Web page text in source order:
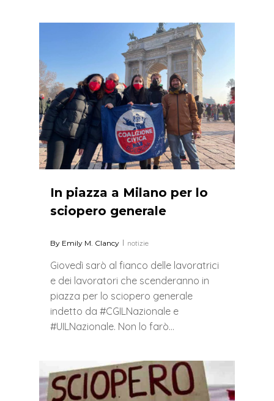
In piazza a Milano per lo
sciopero generale
By Emily M. Clancy notizie
Giovedì sarò al fianco delle lavoratrici
e dei lavoratori che scenderanno in
piazza per lo sciopero generale
indetto da #CGILNazionale e
#UILNazionale. Non lo farò…
0